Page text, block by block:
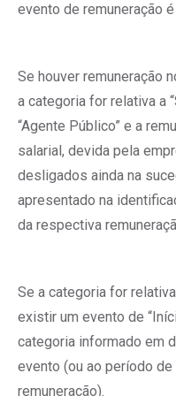
evento de remuneração
Se houver remuneração
a categoria for relativa a
“Agente Público” e a
salarial, devida pela
desligados ainda na
apresentado na
da respectiva
Se a categoria for
existir um evento de
categoria informado em
evento (ou ao período
remuneração).